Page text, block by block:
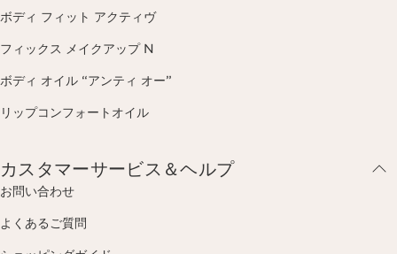
ボディ フィット アクティヴ
フィックス メイクアップ N
ボディ オイル “アンティ オー”
リップコンフォートオイル
カスタマーサービス＆ヘルプ
お問い合わせ
よくあるご質問